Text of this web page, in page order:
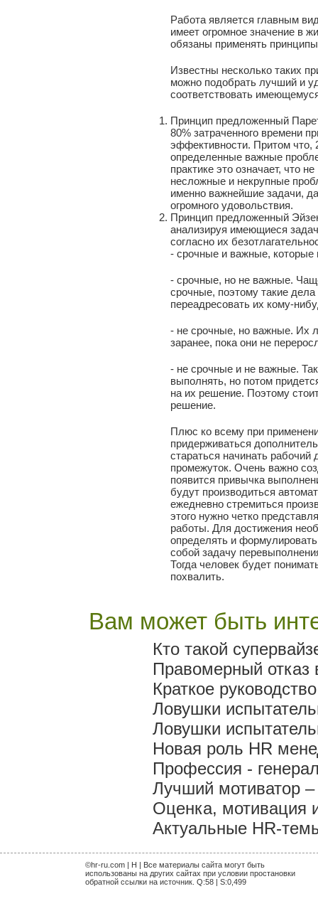
Работа является главным
имеет огромное значение в
обязаны применять
Известны несколько таких
можно подобрать лучший и
соответствовать
Принцип предложенный
80% затраченного времени
эффективности. Притом что,
определенные важные
практике это означает, что
несложные и некрупные
именно важнейшие задачи,
огромного удовольствия.
Принцип предложенный
анализируя имеющиеся
согласно их
- срочные и важные,
- срочные, но не важные.
срочные, поэтому такие
переадресовать их кому-
- не срочные, но важные. Их
заранее, пока они не
- не срочные и не важные.
выполнять, но потом
на их решение. Поэтому
решение.
Плюс ко всему при
придерживаться
стараться начинать
промежуток. Очень важно
появится привычка
будут производиться
ежедневно стремиться
этого нужно четко
работы. Для достижения
определять и
собой задачу
Тогда человек будет
похвалить.
Вам может быть
Кто такой
Правомерный отказ
Краткое
Ловушки
Ловушки
Новая роль HR
Профессия -
Лучший мотиватор –
Оценка, мотивация
Актуальные HR-
©hr-ru.com | H | Все материалы сайта могут быть
использованы на других сайтах при условии простановки
обратной ссылки на источник. Q:58 | S:0,499